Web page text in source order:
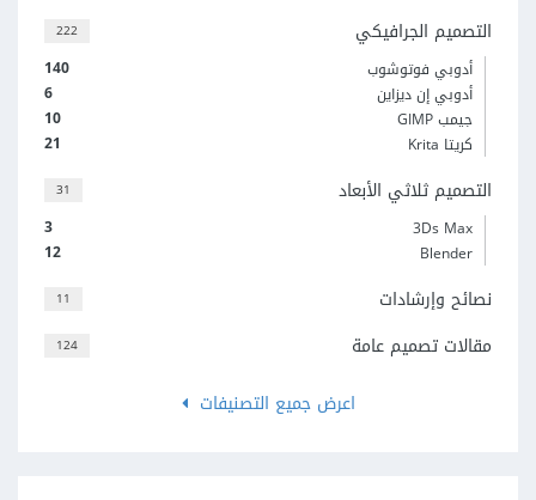
222 التصميم الجرافيكي
140
أدوبي فوتوشوب
6
أدوبي إن ديزاين
10
جيمب GIMP
21
كريتا Krita
31 التصميم ثلاثي الأبعاد
3
3Ds Max
12
Blender
11 نصائح وإرشادات
124
مقالات تصميم عامة
اعرض جميع التصنيفات